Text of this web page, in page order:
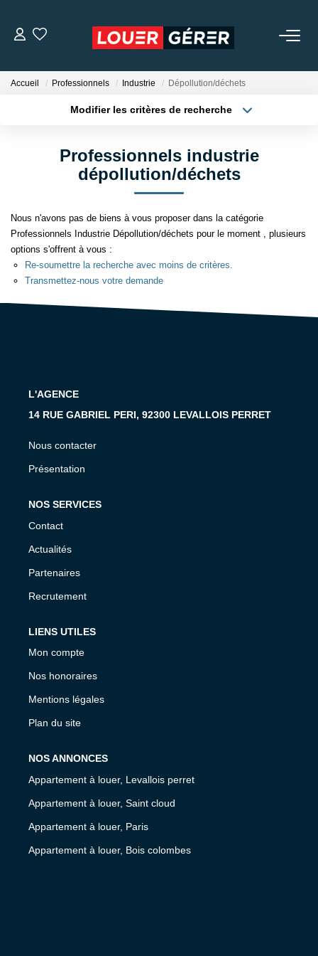
LOCATIONS
MISSIONS DE GESTION
GARANTIE DE LOYERS
NOS TÉMOIGNAGES
CONTACT
Accueil Professionnels Industrie Dépollution/déchets
Modifier les critères de recherche
Budget max
Professionnels industrie
dépollution/déchets
Nous n'avons pas de biens à vous proposer dans la catégorie
Professionnels Industrie Dépollution/déchets pour le moment , plusieurs
options s'offrent à vous :
Re-soumettre la recherche avec moins de critères.
Transmettez-nous votre demande
L'AGENCE
14 RUE GABRIEL PERI, 92300 LEVALLOIS PERRET
Nous contacter
Présentation
NOS SERVICES
Contact
Actualités
Partenaires
Recrutement
LIENS UTILES
Mon compte
Nos honoraires
Mentions légales
Plan du site
NOS ANNONCES
Appartement à louer, Levallois perret
Appartement à louer, Saint cloud
Appartement à louer, Paris
Appartement à louer, Bois colombes